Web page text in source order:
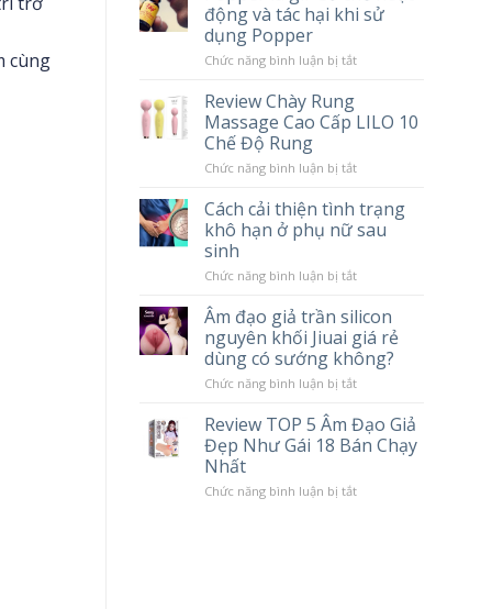
cùng
động và tác hại khi sử
dụng Popper
Chức năng bình luận bị tắtở
Cơ
động
hại
khi
Popper
Review Chày Rung
Massage Cao Cấp LILO 10
Chế Độ Rung
Chức năng bình luận bị tắtở
Rung
Massage
LILO
Độ
Rung
Cách cải thiện tình trạng
khô hạn ở phụ nữ sau
sinh
Chức năng bình luận bị tắtở
thiện
tình
trạng
khô
hạn
nữ
sau
Âm đạo giả trần silicon
nguyên khối Jiuai giá rẻ
dùng có sướng không?
Chức năng bình luận bị tắtở
giả
trần
khối
Review TOP 5 Âm Đạo Giả
Đẹp Như Gái 18 Bán Chạy
Nhất
Chức năng bình luận bị tắtở